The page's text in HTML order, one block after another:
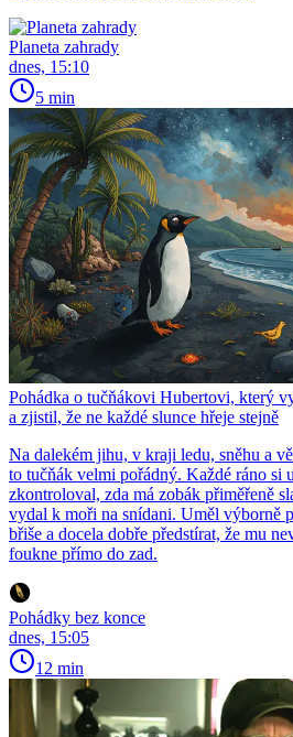
Planeta zahrady
dnes, 15:10
5 min
Pohádka o tučňákovi Hubertovi, který
a zjistil, že ne každé slunce hřeje stejně
Na dalekém jihu, v kraji ledu, sněhu a
to tučňák velmi pořádný. Každé ráno si
zkontroloval, zda má zobák přiměřeně
vydal k moři na snídani. Uměl výborně
břiše a docela dobře předstírat, že mu
foukne přímo do zad.
Pohádky bez konce
dnes, 15:05
12 min